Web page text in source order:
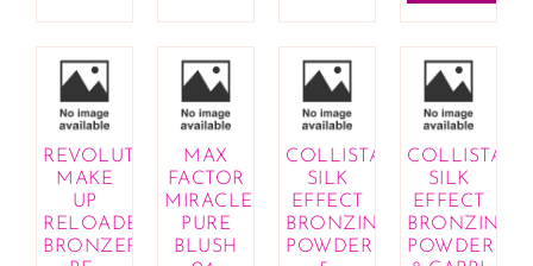
REVOLUTION
MAKE
UP
RELOADED
BRONZER
MAX
FACTOR
MIRACLE
PURE
BLUSH
COLLISTAR
SILK
EFFECT
BRONZING
POWDER
COLLISTAR
SILK
EFFECT
BRONZING
POWDER